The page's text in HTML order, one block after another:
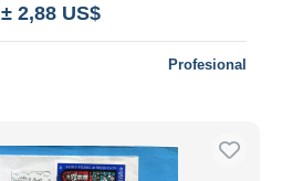
± 2,88 US$
Profesional